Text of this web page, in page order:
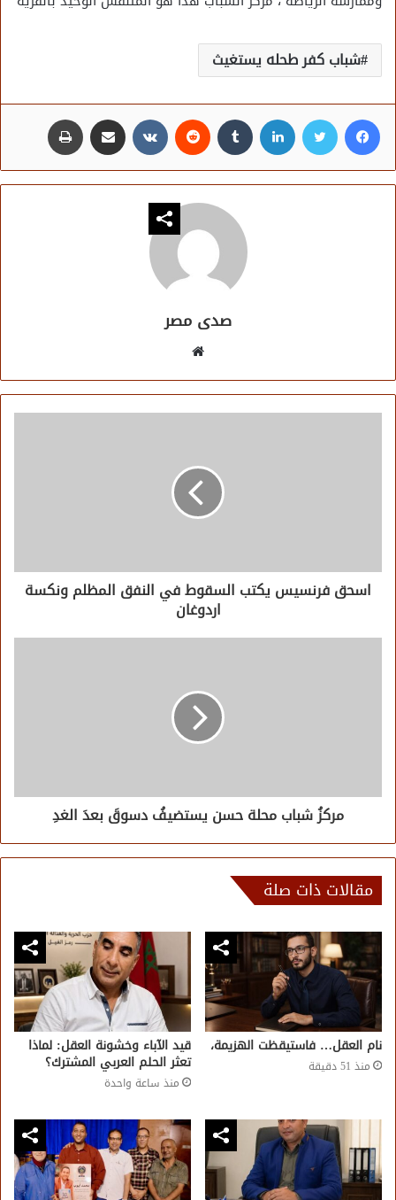
شباب كفر طحله يستغيث
فيسبوك تويتر لينكدإن مشاركة عبر البريد
صدى مصر
اسحق فرنسيس يكتب السقوط في النفق المظلم ونكسة
اردوغان
مركزُ شباب محلة حسن يستضيفُ دسوقَ بعدَ الغدِ
مقالات ذات صلة
نام العقل… فاستيقظت الهزيمة،
منذ 51 دقيقة
قيد الآباء وخشونة العقل: لماذا
تعثر الحلم العربي المشترك؟
منذ ساعة واحدة